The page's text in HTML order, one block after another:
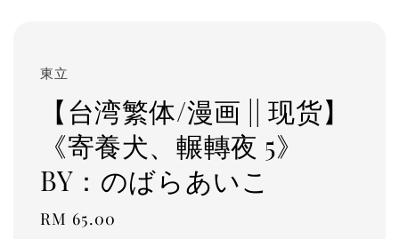
東立
【台湾繁体/漫画 || 现货】
《寄養犬、輾轉夜 5》
BY：のばらあいこ
Regular
RM 65.00